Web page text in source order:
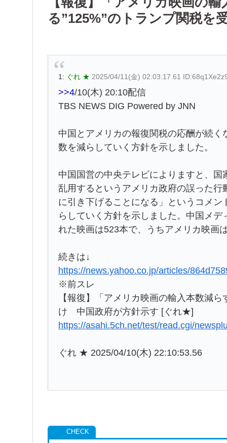
る”125%”のトランプ関税
1: ぐれ ★ 2025/04/11(金) 02:03:17.61
>>4/10(木) 20:10配信
TBS NEWS DIG Powered by JNN
中国とアメリカの報復関税の応酬が続
数を減らしていく方針を示しました。
中国国営の中央テレビによりますと、
乱用するというアメリカ政府の誤った
に引き下げることになる」というコメ
らしていく方針を示しました。中国メ
れた映画は523本で、うちアメリカ映画
続きは↓
https://news.yahoo.co.jp/articles/
※前スレ
【報復】「アメリカ映画の輸入本数減
け 中国政府が方針示す [ぐれ★]
https://asahi.5ch.net/test/read.cgi/
ぐれ ★ 2025/04/10(木) 22:10:53.56